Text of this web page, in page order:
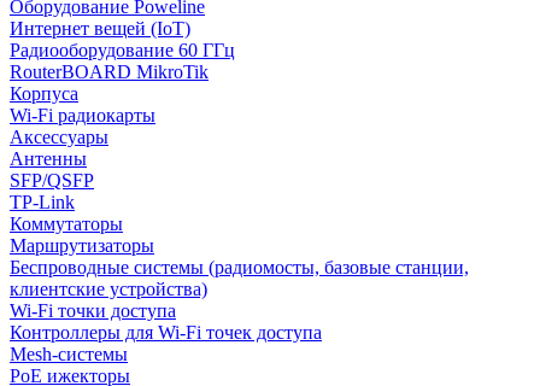
Оборудование Poweline
Интернет вещей (IoT)
Радиооборудование 60 ГГц
RouterBOARD MikroTik
Корпуса
Wi-Fi радиокарты
Аксессуары
Антенны
SFP/QSFP
TP-Link
Коммутаторы
Маршрутизаторы
Беспроводные системы (радиомосты, базовые станции,
клиентские устройства)
Wi-Fi точки доступа
Контроллеры для Wi-Fi точек доступа
Mesh-системы
PoE ижекторы